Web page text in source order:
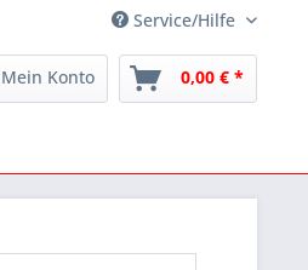
Service/Hilfe
Mein Konto 0,00 € *